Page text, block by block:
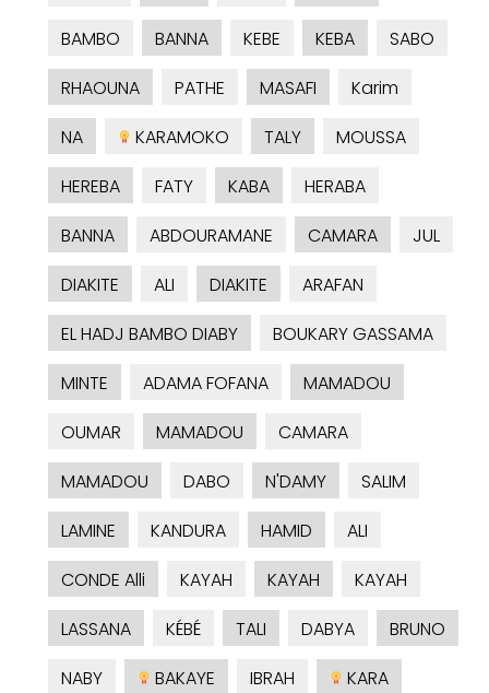
BAMBO
BANNA KEBE KEBA
SABO
RHAOUNA
PATHE MASAFI
Karim
NA
KARAMOKO TALY
MOUSSA
HEREBA
FATY KABA
HERABA
BANNA
ABDOURAMANE CAMARA
JUL
DIAKITE
ALI DIAKITE
ARAFAN
EL HADJ BAMBO DIABY
BOUKARY GASSAMA
MINTE
ADAMA FOFANA
MAMADOU
OUMAR
MAMADOU
CAMARA
MAMADOU
DABO N'DAMY
SALIM
LAMINE
KANDURA HAMID
ALI
CONDE Alli
KAYAH KAYAH
KAYAH
LASSANA
KÉBÉ TALI DABYA
BRUNO
NABY
BAKAYE IBRAH
KARA